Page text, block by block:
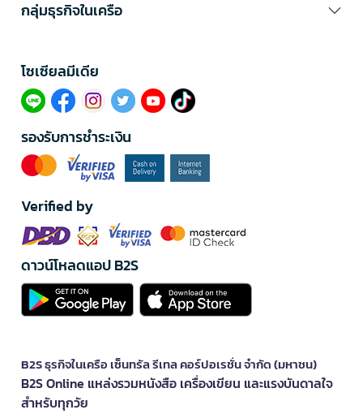
กลุ่มธุรกิจในเครือ
โซเซียลมีเดีย​
รองรับการชำระเงิน
Verified by
ดาวน์โหลดแอป B2S
B2S ธุรกิจในเครือ เซ็นทรัล รีเทล คอร์ปอเรชั่น จำกัด (มหาชน)
B2S Online แหล่งรวมหนังสือ เครื่องเขียน และแรงบันดาลใจ
สำหรับทุกวัย